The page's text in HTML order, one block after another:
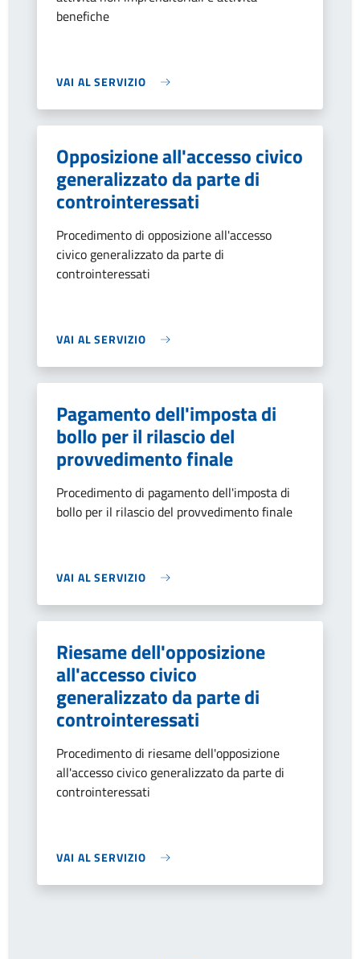
benefiche
VAI AL SERVIZIO
Opposizione all'accesso civico
generalizzato da parte di
controinteressati
Procedimento di opposizione all'accesso
civico generalizzato da parte di
controinteressati
VAI AL SERVIZIO
Pagamento dell'imposta di
bollo per il rilascio del
provvedimento finale
Procedimento di pagamento dell'imposta di
bollo per il rilascio del provvedimento finale
VAI AL SERVIZIO
Riesame dell'opposizione
all'accesso civico
generalizzato da parte di
controinteressati
Procedimento di riesame dell'opposizione
all'accesso civico generalizzato da parte di
controinteressati
VAI AL SERVIZIO